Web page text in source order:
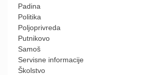
Padina
Politika
Poljoprivreda
Putnikovo
Samoš
Servisne informacije
Školstvo